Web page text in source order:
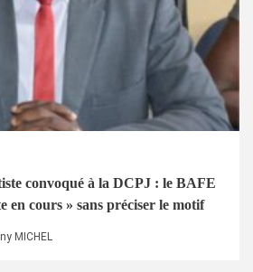
convoqué à la DCPJ : le BAFE
en cours » sans préciser le motif
MICHEL